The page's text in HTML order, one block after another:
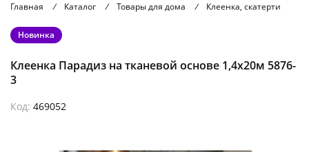
Главная / Каталог / Товары для дома / Клеенка, скатерти
Новинка
Клеенка Парадиз на тканевой основе 1,4х20м 5876-
3
Код: 469052
Разбейте
оплату
без переплат